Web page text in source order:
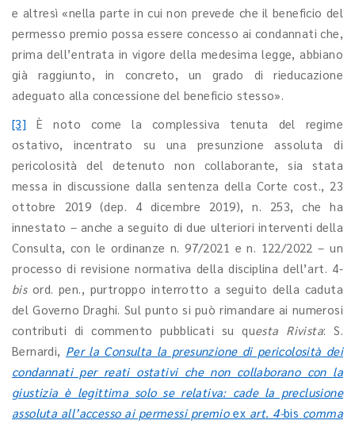
e altresì «nella parte in cui non prevede che il beneficio del
permesso premio possa essere concesso ai condannati che,
prima dell’entrata in vigore della medesima legge, abbiano
già raggiunto, in concreto, un grado di rieducazione
adeguato alla concessione del beneficio stesso».
[3] È noto come la complessiva tenuta del regime
ostativo, incentrato su una presunzione assoluta di
pericolosità del detenuto non collaborante, sia stata
messa in discussione dalla sentenza della Corte cost., 23
ottobre 2019 (dep. 4 dicembre 2019), n. 253, che ha
innestato – anche a seguito di due ulteriori interventi della
Consulta, con le ordinanze n. 97/2021 e n. 122/2022 – un
processo di revisione normativa della disciplina dell’art. 4-
bisord. pen., purtroppo interrotto a seguito della caduta
del Governo Draghi. Sul punto si può rimandare ai numerosi
contributi di commento pubblicati su questa Rivista: S.
Bernardi, Per la Consulta la presunzione di pericolosità dei
condannati per reati ostativi che non collaborano con la
giustizia è legittima solo se relativa: cade la preclusione
assoluta all’accesso ai permessi premioexart. 4-bis comma